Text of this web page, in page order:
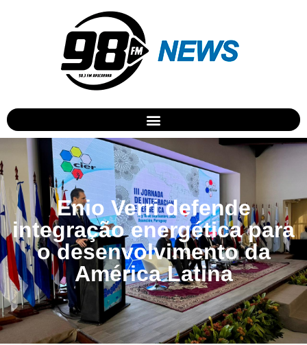
Enio Verri defende
integração energética para
o desenvolvimento da
América Latina